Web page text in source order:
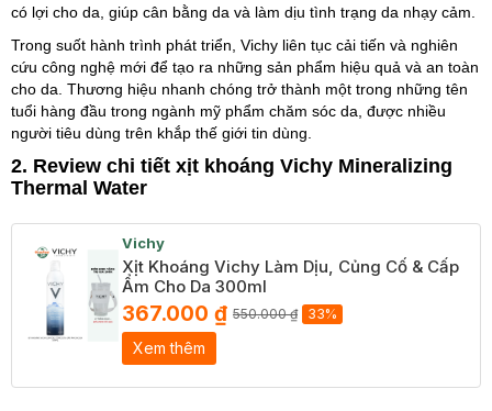
có lợi cho da, giúp cân bằng da và làm dịu tình trạng da nhạy cảm.
Trong suốt hành trình phát triển, Vichy liên tục cải tiến và nghiên
cứu công nghệ mới để tạo ra những sản phẩm hiệu quả và an toàn
cho da. Thương hiệu nhanh chóng trở thành một trong những tên
tuổi hàng đầu trong ngành mỹ phẩm chăm sóc da, được nhiều
người tiêu dùng trên khắp thế giới tin dùng.
2. Review chi tiết xịt khoáng Vichy Mineralizing
Thermal Water
Vichy
Xịt Khoáng Vichy Làm Dịu, Củng Cố & Cấp
Ẩm Cho Da 300ml
367.000 ₫ 550.000 ₫ 33%
Xem thêm